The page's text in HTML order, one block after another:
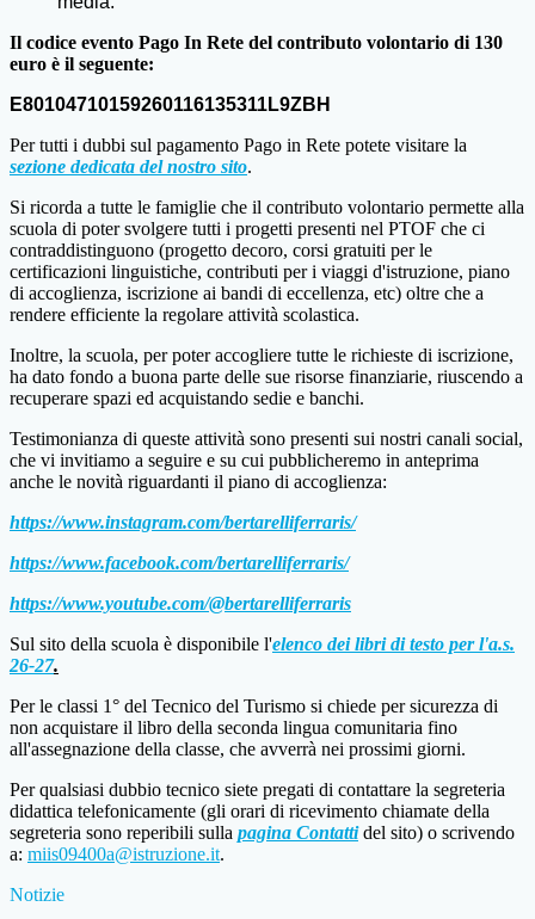
Il codice evento Pago In Rete del contributo volontario di 130
euro è il seguente:
E80104710159260116135311L9ZBH
Per tutti i dubbi sul pagamento Pago in Rete potete visitare la
sezione dedicata del nostro sito.
Si ricorda a tutte le famiglie che il contributo volontario permette alla
scuola di poter svolgere tutti i progetti presenti nel PTOF che ci
contraddistinguono (progetto decoro, corsi gratuiti per le
certificazioni linguistiche, contributi per i viaggi d'istruzione, piano
di accoglienza, iscrizione ai bandi di eccellenza, etc) oltre che a
rendere efficiente la regolare attività scolastica.
Inoltre, la scuola, per poter accogliere tutte le richieste di iscrizione,
ha dato fondo a buona parte delle sue risorse finanziarie, riuscendo a
recuperare spazi ed acquistando sedie e banchi.
Testimonianza di queste attività sono presenti sui nostri canali social,
che vi invitiamo a seguire e su cui pubblicheremo in anteprima
anche le novità riguardanti il piano di accoglienza:
https://www.instagram.com/bertarelliferraris/
https://www.facebook.com/bertarelliferraris/
https://www.youtube.com/@bertarelliferraris
Sul sito della scuola è disponibile l'elenco dei libri di testo per l'a.s.
26-27.
Per le classi 1° del Tecnico del Turismo si chiede per sicurezza di
non acquistare il libro della seconda lingua comunitaria fino
all'assegnazione della classe, che avverrà nei prossimi giorni.
Per qualsiasi dubbio tecnico siete pregati di contattare la segreteria
didattica telefonicamente (gli orari di ricevimento chiamate della
segreteria sono reperibili sulla pagina Contattidel sito) o scrivendo
a: miis09400a@istruzione.it.
Notizie